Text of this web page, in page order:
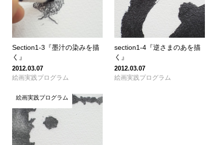
Section1-3『墨汁の染みを描
く』
2012.03.07
絵画実践プログラム
section1-4『逆さまのあを描
く』
2012.03.07
絵画実践プログラム
絵画実践プログラム